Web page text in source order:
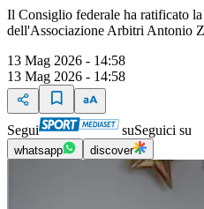
Il Consiglio federale ha ratificato la
dell'Associazione Arbitri Antonio
13 Mag 2026 - 14:58
13 Mag 2026 - 14:58
Segui suSeguici su
whatsapp discover